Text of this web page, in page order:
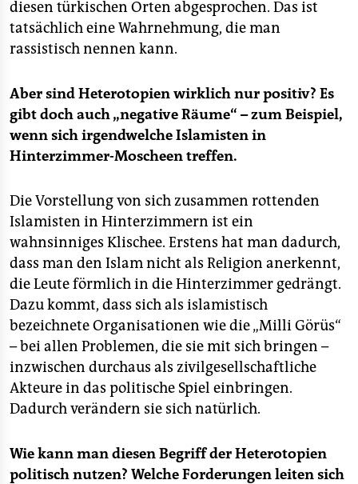
diesen türkischen Orten abgesprochen. Das ist
tatsächlich eine Wahrnehmung, die man
rassistisch nennen kann.
Aber sind Heterotopien wirklich nur positiv? Es
gibt doch auch „negative Räume“ – zum Beispiel,
wenn sich irgendwelche Islamisten in
Hinterzimmer-Moscheen treffen.
Die Vorstellung von sich zusammen rottenden
Islamisten in Hinterzimmern ist ein
wahnsinniges Klischee. Erstens hat man dadurch,
dass man den Islam nicht als Religion anerkennt,
die Leute förmlich in die Hinterzimmer gedrängt.
Dazu kommt, dass sich als islamistisch
bezeichnete Organisationen wie die „Milli Görüs“
– bei allen Problemen, die sie mit sich bringen –
inzwischen durchaus als zivilgesellschaftliche
Akteure in das politische Spiel einbringen.
Dadurch verändern sie sich natürlich.
Wie kann man diesen Begriff der Heterotopien
politisch nutzen? Welche Forderungen leiten sich